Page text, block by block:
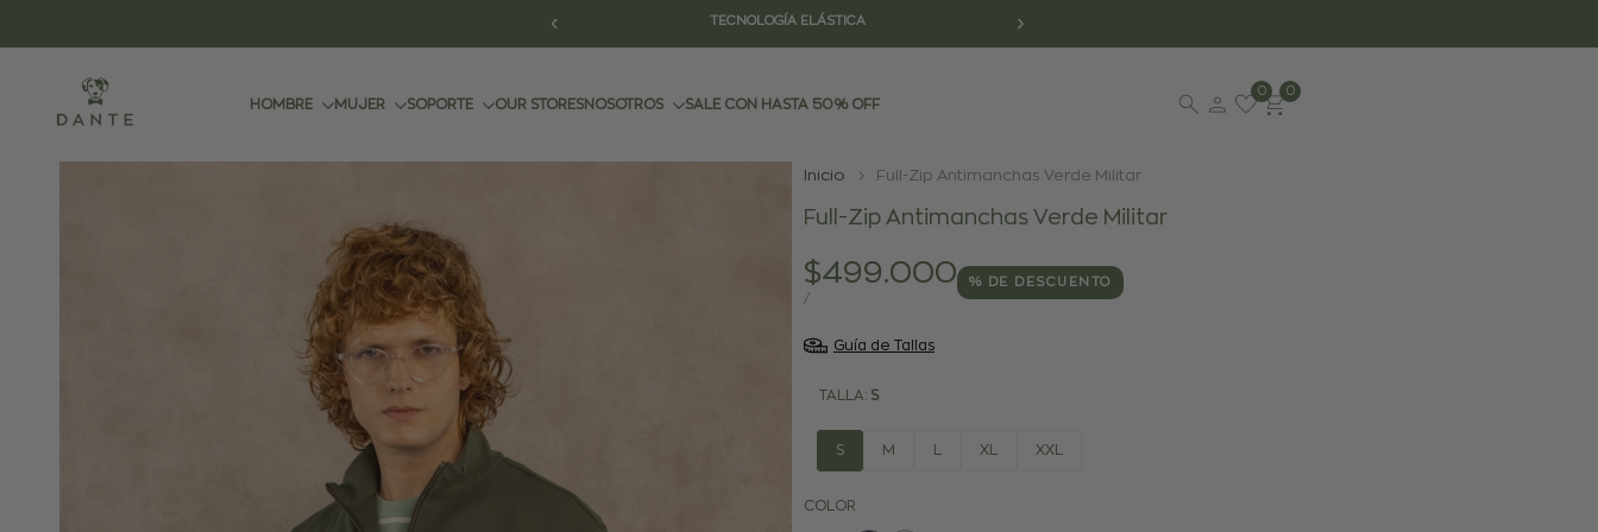
ENVÍOS GRATIS
HOMBRE MUJER SOPORTE OUR STORESNOSOTROS SALE CON HASTA 50% OFF
0 0
Inicio Full-Zip Antimanchas Verde Militar
Full-Zip Antimanchas Verde Militar
Precio
de
venta
$499.000
PRECIO
/POR
% DE DESCUENTO
Guía de Tallas
TALLA: S
S M XL XXL
COLOR